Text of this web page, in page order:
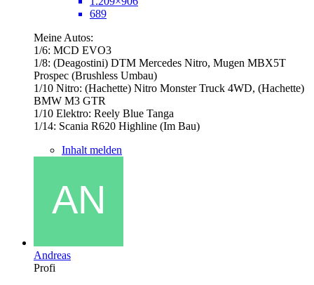
689
Meine Autos:
1/6: MCD EVO3
1/8: (Deagostini) DTM Mercedes Nitro, Mugen MBX5T
Prospec (Brushless Umbau)
1/10 Nitro: (Hachette) Nitro Monster Truck 4WD, (Hachette)
BMW M3 GTR
1/10 Elektro: Reely Blue Tanga
1/14: Scania R620 Highline (Im Bau)
Inhalt melden
Andreas
Profi